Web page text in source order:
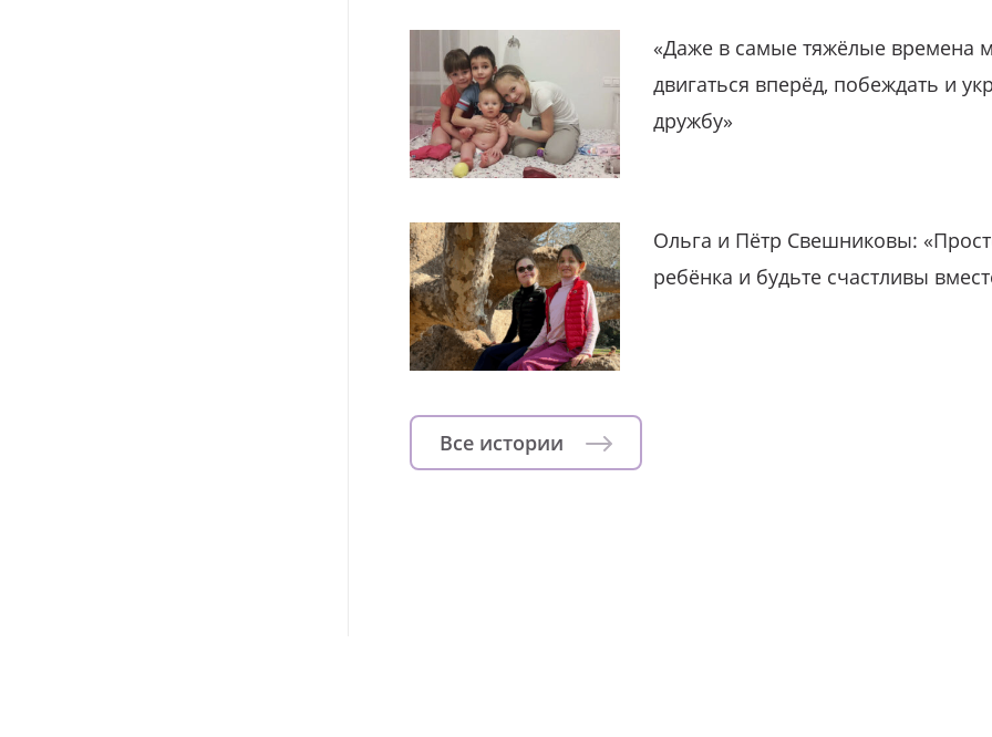
«Даже в самые тяжёлые времена
двигаться вперёд, побеждать и
дружбу»
Ольга и Пётр Свешниковы:
ребёнка и будьте счастливы
Все истории